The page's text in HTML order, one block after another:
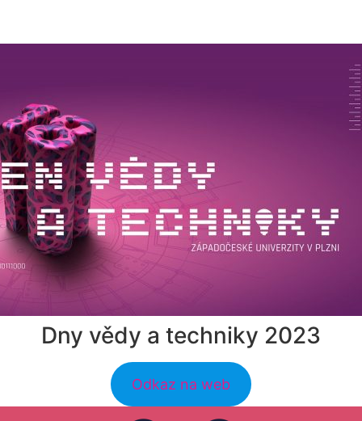
Dny vědy a techniky 2023
Odkaz na web